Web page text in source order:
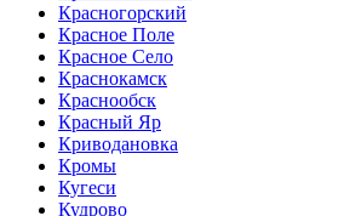
Красногорский
Красное Поле
Красное Село
Краснокамск
Краснообск
Красный Яр
Криводановка
Кромы
Кугеси
Кудрово